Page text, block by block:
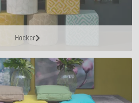
Hocker